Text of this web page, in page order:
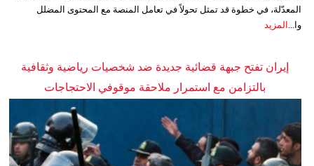
المعدّلة، في خطوة قد تمثل تحولاً في تعامل المنصة مع المحتوى المضلل
وا...
المزيد
إيران تفتح جبهة قضائية جديدة ضد شخصيات رياضية وثقافية
بالتزامن مع استمرار ملاحقة موقوفي الاحتجاجات